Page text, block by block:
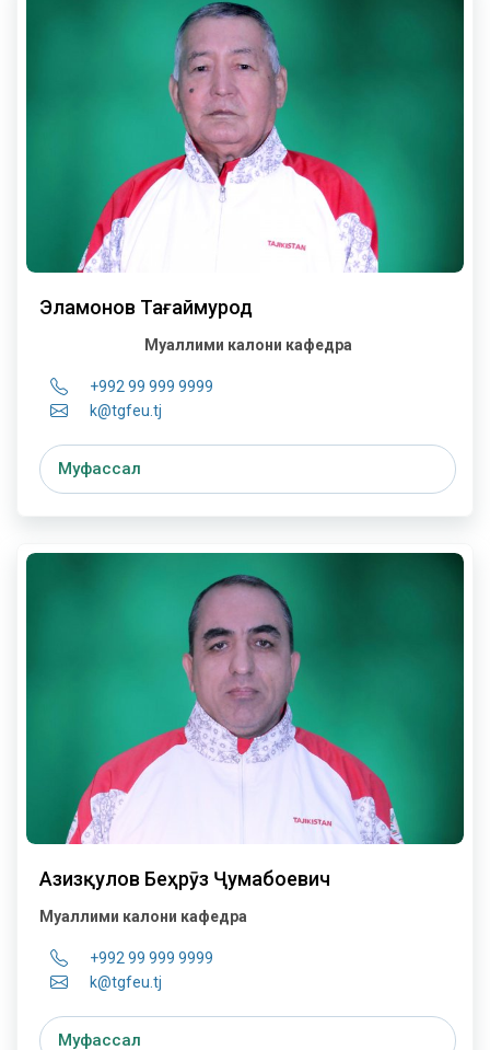
Эламонов Тағаймурод
Муаллими калони кафедра
+992 99 999 9999
k@tgfeu.tj
Муфассал
Азизқулов Беҳрӯз Ҷумабоевич
Муаллими калони кафедра
+992 99 999 9999
k@tgfeu.tj
Муфассал